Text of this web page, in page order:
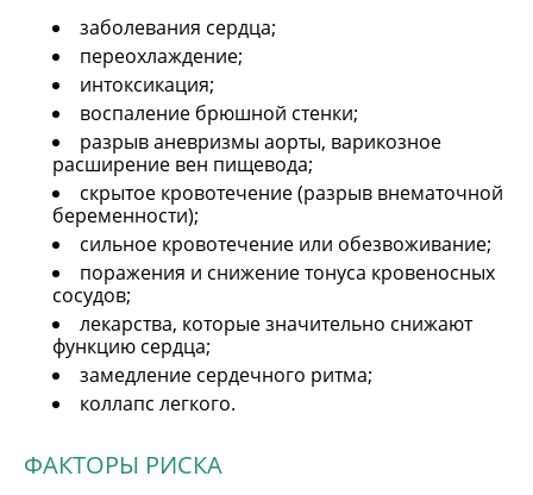
заболевания сердца;
переохлаждение;
интоксикация;
воспаление брюшной стенки;
разрыв аневризмы аорты, варикозное
расширение вен пищевода;
скрытое кровотечение (разрыв внематочной
беременности);
сильное кровотечение или обезвоживание;
поражения и снижение тонуса кровеносных
сосудов;
лекарства, которые значительно снижают
функцию сердца;
замедление сердечного ритма;
коллапс легкого.
ФАКТОРЫ РИСКА